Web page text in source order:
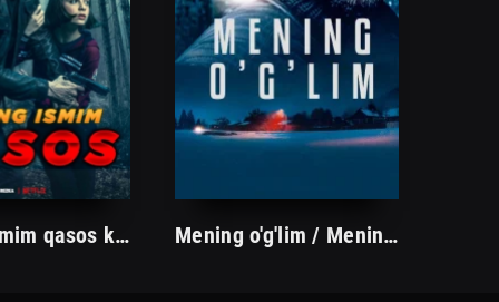
Mening ismim qasos kino Uzbek tilida 2022 tarjima kino O'zbekcha skachat Mening o'g'lim / Mening bolam Uzbek tilida 2023 Jangari Boyavek Tarjima kino O'zbekcha